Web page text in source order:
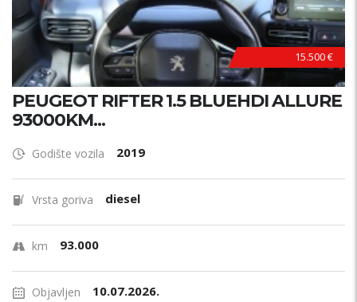
15.500 €
PEUGEOT RIFTER 1.5 BLUEHDI ALLURE
93000KM...
Godište vozila 2019
Vrsta goriva diesel
km 93.000
Objavljen 10.07.2026.